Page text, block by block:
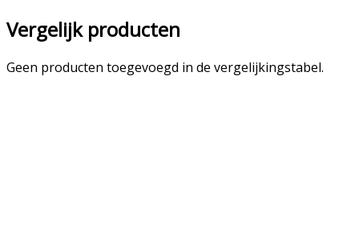
Vergelijk producten
Geen producten toegevoegd in de vergelijkingstabel.